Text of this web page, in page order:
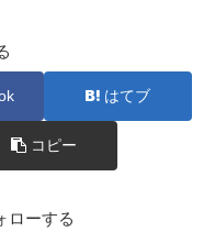
はてブ
コピー
ローする